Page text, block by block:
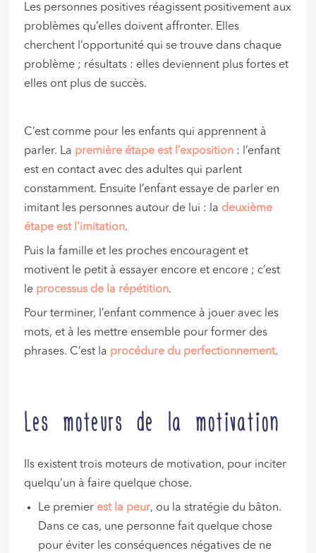
Les personnes positives réagissent positivement aux
problèmes qu’elles doivent affronter. Elles
cherchent l’opportunité qui se trouve dans chaque
problème ; résultats : elles deviennent plus fortes et
elles ont plus de succès.
C’est comme pour les enfants qui apprennent à
parler. La première étape est l’exposition : l’enfant
est en contact avec des adultes qui parlent
constamment. Ensuite l’enfant essaye de parler en
imitant les personnes autour de lui : la deuxième
étape est l’imitation.
Puis la famille et les proches encouragent et
motivent le petit à essayer encore et encore ; c’est
le processus de la répétition.
Pour terminer, l’enfant commence à jouer avec les
mots, et à les mettre ensemble pour former des
phrases. C’est la procédure du perfectionnement.
Les moteurs de la motivation
Ils existent trois moteurs de motivation, pour inciter
quelqu’un à faire quelque chose.
Le premier est la peur, ou la stratégie du bâton.
Dans ce cas, une personne fait quelque chose
pour éviter les conséquences négatives de ne